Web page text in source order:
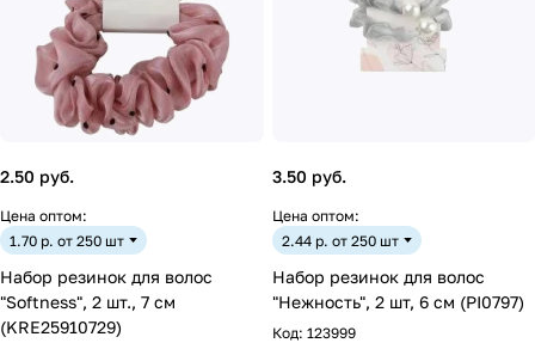
2.50 руб.
Цена оптом:
1.70 р. от 250 шт
Набор резинок для волос
"Softness", 2 шт., 7 см
(KRE25910729)
3.50 руб.
Цена оптом:
2.44 р. от 250 шт
Набор резинок для волос
"Нежность", 2 шт, 6 см (PI0797)
Код: 123999